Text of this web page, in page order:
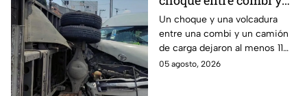
camión de carga en la
autopista México-
Pachuca deja 11 heridos
Un choque y una volcadura
entre una combi y un camión
de carga dejaron al menos 11
heridos en la autopista
05 agosto, 2026